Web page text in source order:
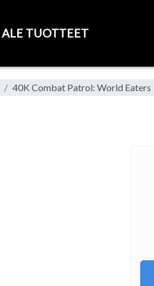
ALE TUOTTEET
40K Combat Patrol: World Eaters